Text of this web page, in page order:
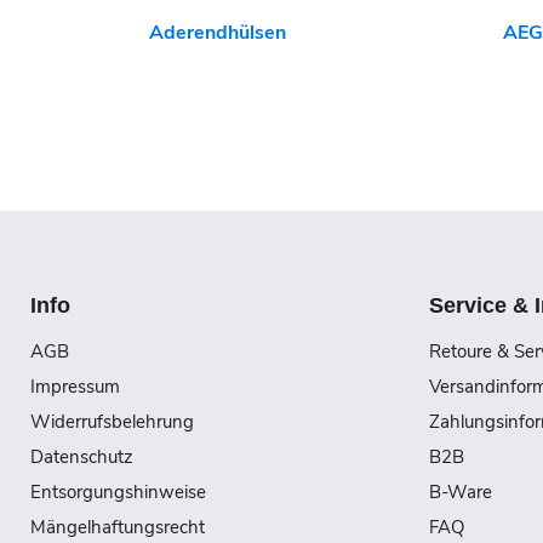
Aderendhülsen
Info
AGB
Impressum
Widerrufsbelehrung
Datenschutz
Entsorgungshinweise
Mängelhaftungsrecht
Service &
Retoure &
B2B
B-Ware
FAQ